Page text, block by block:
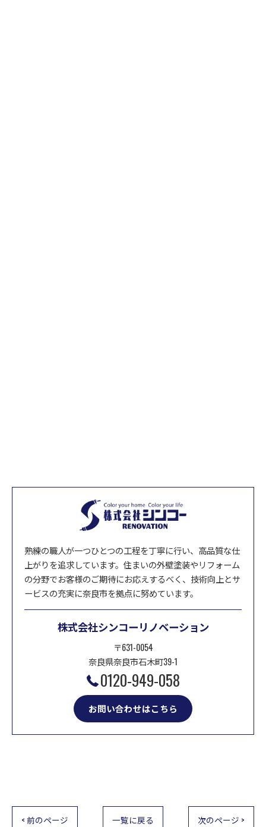
熟練の職人が一つひとつの工程を丁寧に行い、高品質な仕
上がりを追求しています。住まいの外壁塗装やリフォーム
の分野でお客様のご期待にお応えするべく、技術向上とサ
ービスの充実に奈良市を拠点に努めています。
株式会社シンコーリノベーション
〒631-0054
奈良県奈良市石木町39-1
0120-949-058
お問い合わせはこちら
< 前のページ 一覧に戻る 次のページ >